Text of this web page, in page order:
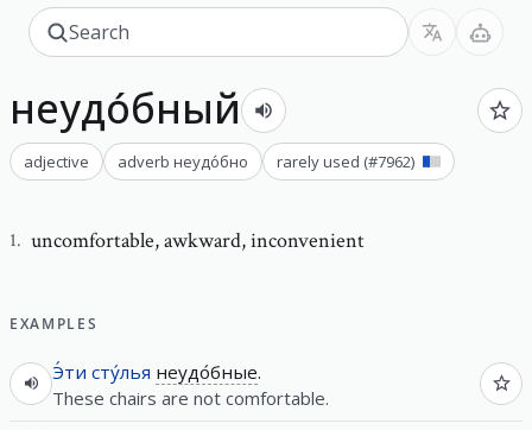
неудо́бный
adjective adverb неудо́бно rarely used (#7962)
1. uncomfortable,awkward, inconvenient
EXAMPLES
Э́ти сту́лья неудо́бные.
These chairs are not comfortable.